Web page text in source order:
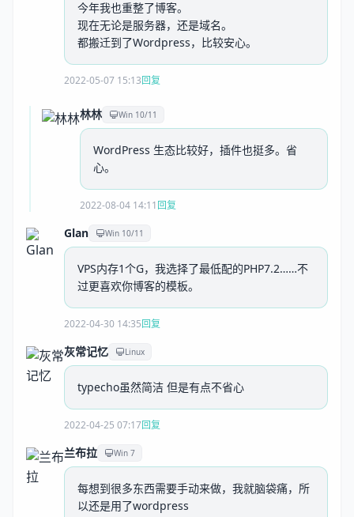
今年我也重整了博客。
现在无论是服务器，还是域名。
都搬迁到了Wordpress，比较安心。
2022-05-07 15:13回复
林林 Win 10/11
WordPress 生态比较好，插件也挺多。省
心。
2022-08-04 14:11回复
Glan Win 10/11
VPS内存1个G，我选择了最低配的PHP7.2……不
过更喜欢你博客的模板。
2022-04-30 14:35回复
灰常记忆 Linux
typecho虽然简洁 但是有点不省心
2022-04-25 07:17回复
兰布拉 Win 7
每想到很多东西需要手动来做，我就脑袋痛，所
以还是用了wordpress